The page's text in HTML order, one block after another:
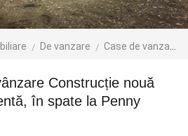
De vanzare Case de vanzare
în spate la Penny